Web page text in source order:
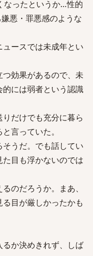
なったというか…性的
悪・罪悪感のような
ースでは未成年とい
効果があるので、未
には弱者という認識
だけでも充分に暮ら
言っていた。
うだ。でも話してい
目も浮かないのでは
のだろうか。まあ、
目が厳しかったかも
か決めきれず、しば